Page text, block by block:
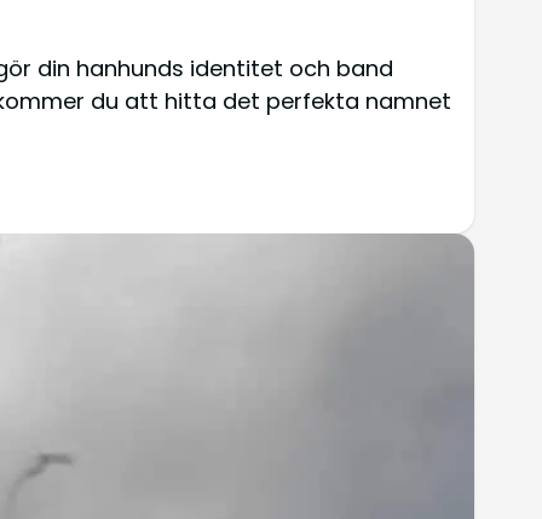
din hanhunds identitet och band
du att hitta det perfekta namnet